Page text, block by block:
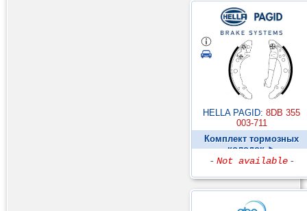
HELLA PAGID: 8DB 355
003-711
Комплект тормозных
колодок ►
- Not available -